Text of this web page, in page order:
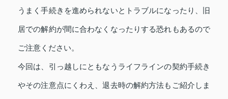
うまく手続きを進められないとトラブルになったり、旧
居での解約が間に合わなくなったりする恐れもあるので
ご注意ください。
今回は、引っ越しにともなうライフラインの契約手続き
やその注意点にくわえ、退去時の解約方法もご紹介しま